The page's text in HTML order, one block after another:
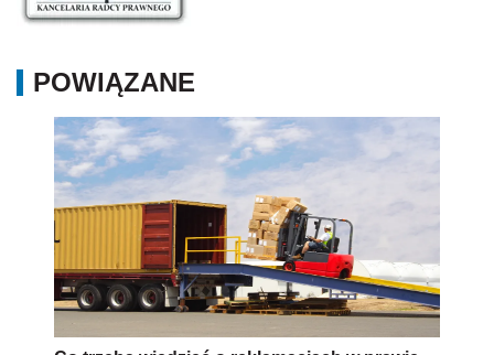
POWIĄZANE